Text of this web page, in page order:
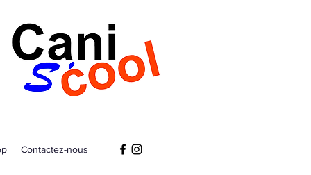
Contactez-nous